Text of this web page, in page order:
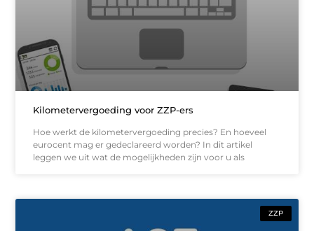
Kilometervergoeding voor ZZP-ers
Hoe werkt de kilometervergoeding precies? En hoeveel
eurocent mag er gedeclareerd worden? In dit artikel
leggen we uit wat de mogelijkheden zijn voor u als
ZZP